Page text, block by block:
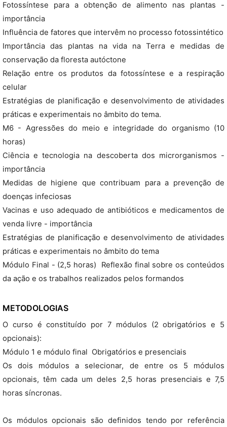
Fotossíntese para a obtenção de alimento nas plantas -
importância
Influência de fatores que intervêm no processo fotossintético
Importância das plantas na vida na Terra e medidas de
conservação da floresta autóctone
Relação entre os produtos da fotossíntese e a respiração
celular
Estratégias de planificação e desenvolvimento de atividades
práticas e experimentais no âmbito do tema.
M6 - Agressões do meio e integridade do organismo (10
horas)
Ciência e tecnologia na descoberta dos microrganismos -
importância
Medidas de higiene que contribuam para a prevenção de
doenças infeciosas
Vacinas e uso adequado de antibióticos e medicamentos de
venda livre - importância
Estratégias de planificação e desenvolvimento de atividades
práticas e experimentais no âmbito do tema
Módulo Final - (2,5 horas)  Reflexão final sobre os conteúdos
da ação e os trabalhos realizados pelos formandos
METODOLOGIAS
O curso é constituído por 7 módulos (2 obrigatórios e 5
opcionais):
Módulo 1 e módulo final  Obrigatórios e presenciais
Os dois módulos a selecionar, de entre os 5 módulos
opcionais, têm cada um deles 2,5 horas presenciais e 7,5
horas síncronas.
Os módulos opcionais são definidos tendo por referência